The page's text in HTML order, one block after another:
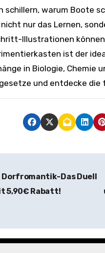
warum Boote
nur das Lernen,
Illustrationen können
ist der
in Biologie, Chemie
und entdecke die
Dorfromantik-Das Duell
5,90€ Rabatt!